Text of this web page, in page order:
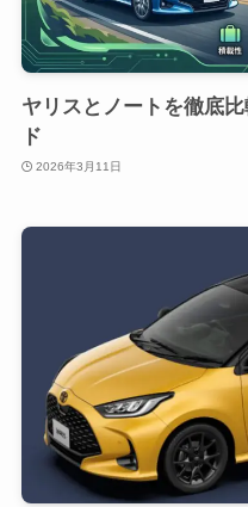
ヤリスとノートを徹底
ド
2026年3月11日